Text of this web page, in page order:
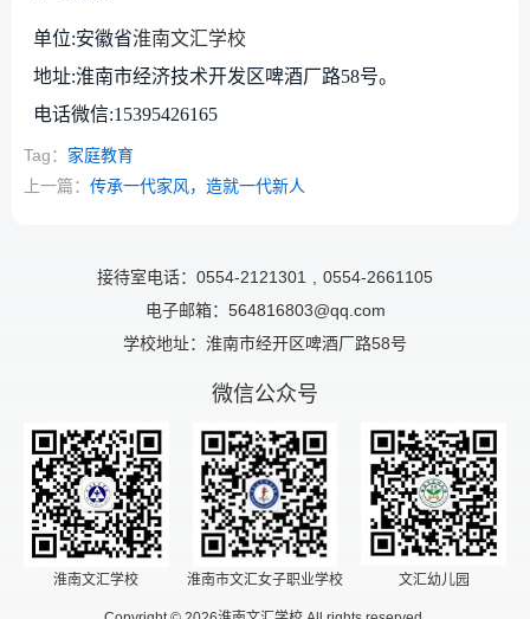
单位:安徽省淮南文汇学校
地址:淮南市经济技术开发区啤酒厂路58号。
电话微信:15395426165
Tag： 家庭教育
上一篇： 传承一代家风，造就一代新人
接待室电话：0554-2121301
0554-2661105
电子邮箱：564816803@qq.com
学校地址：淮南市经开区啤酒厂路58号
微信公众号
淮南文汇学校 淮南市文汇女子职业学校 文汇幼儿园